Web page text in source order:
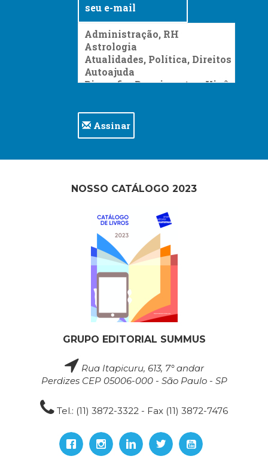
Assinar
NOSSO CATÁLOGO 2023
GRUPO EDITORIAL SUMMUS
Rua Itapicuru, 613, 7° andar
Perdizes CEP 05006-000 - São Paulo - SP
Tel.: (11) 3872-3322 - Fax (11) 3872-7476